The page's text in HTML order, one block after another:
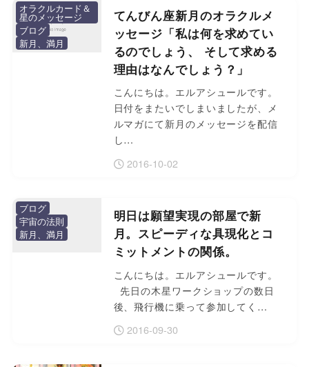
てんびん座新月のオラクルメ
ッセージ「私は何を求めてい
るのでしょう、 そして求める
理由はなんでしょう？」
こんにちは。エルアシュールです。
日付をまたいでしまいましたが、メ
ルマガにて新月のメッセージを配信
し…
2016-10-02
オラクルカード＆
星のメッセージ
ブログ
新月、満月
明日は願望実現の部屋で新
月。スピーディな具現化とコ
ミットメントの関係。
こんにちは。エルアシュールです。
先日の木星ワークショップの数日
後、飛行機に乗って参加してく…
2016-09-30
ブログ
宇宙の法則
新月、満月